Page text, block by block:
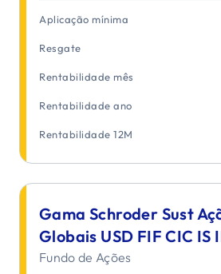
Aplicação mínima
Resgate
Rentabilidade mês
Rentabilidade ano
Rentabilidade 12M
Fundo de Ações
Gama Schroder Sust
Globais USD FIF CIC IS